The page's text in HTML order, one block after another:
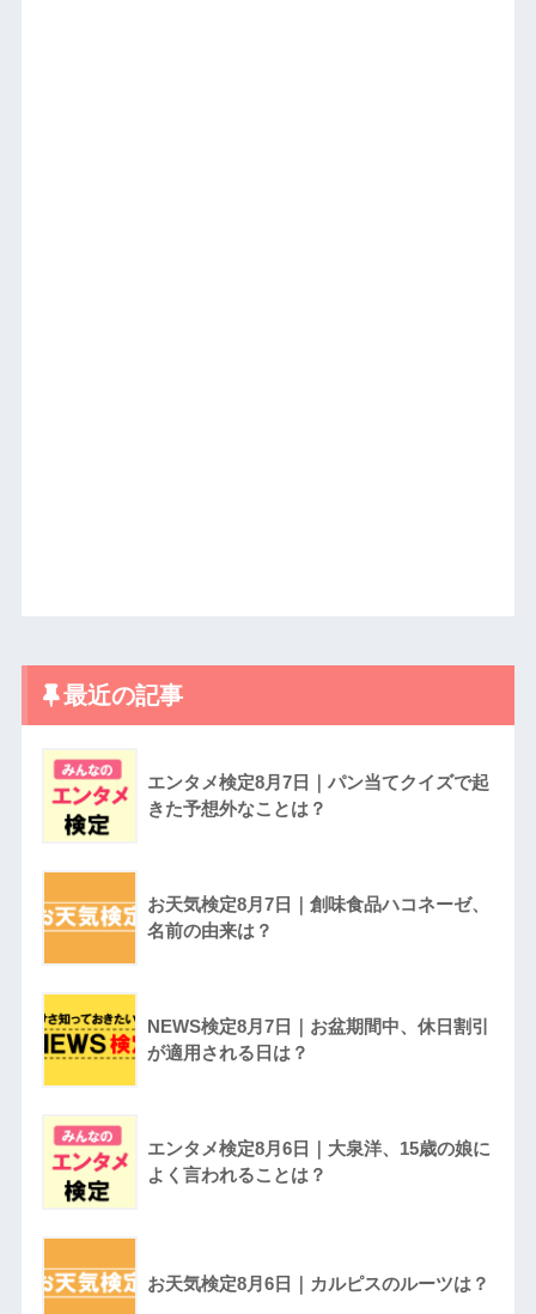
最近の記事
エンタメ検定8月7日｜パン当てクイズで起
きた予想外なことは？
お天気検定8月7日｜創味食品ハコネーゼ、
名前の由来は？
NEWS検定8月7日｜お盆期間中、休日割引
が適用される日は？
エンタメ検定8月6日｜大泉洋、15歳の娘に
よく言われることは？
お天気検定8月6日｜カルピスのルーツは？